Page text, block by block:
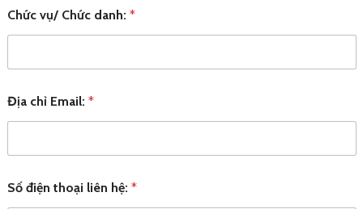
Chức vụ/ Chức danh: *
Địa chỉ Email: *
Số điện thoại liên hệ: *